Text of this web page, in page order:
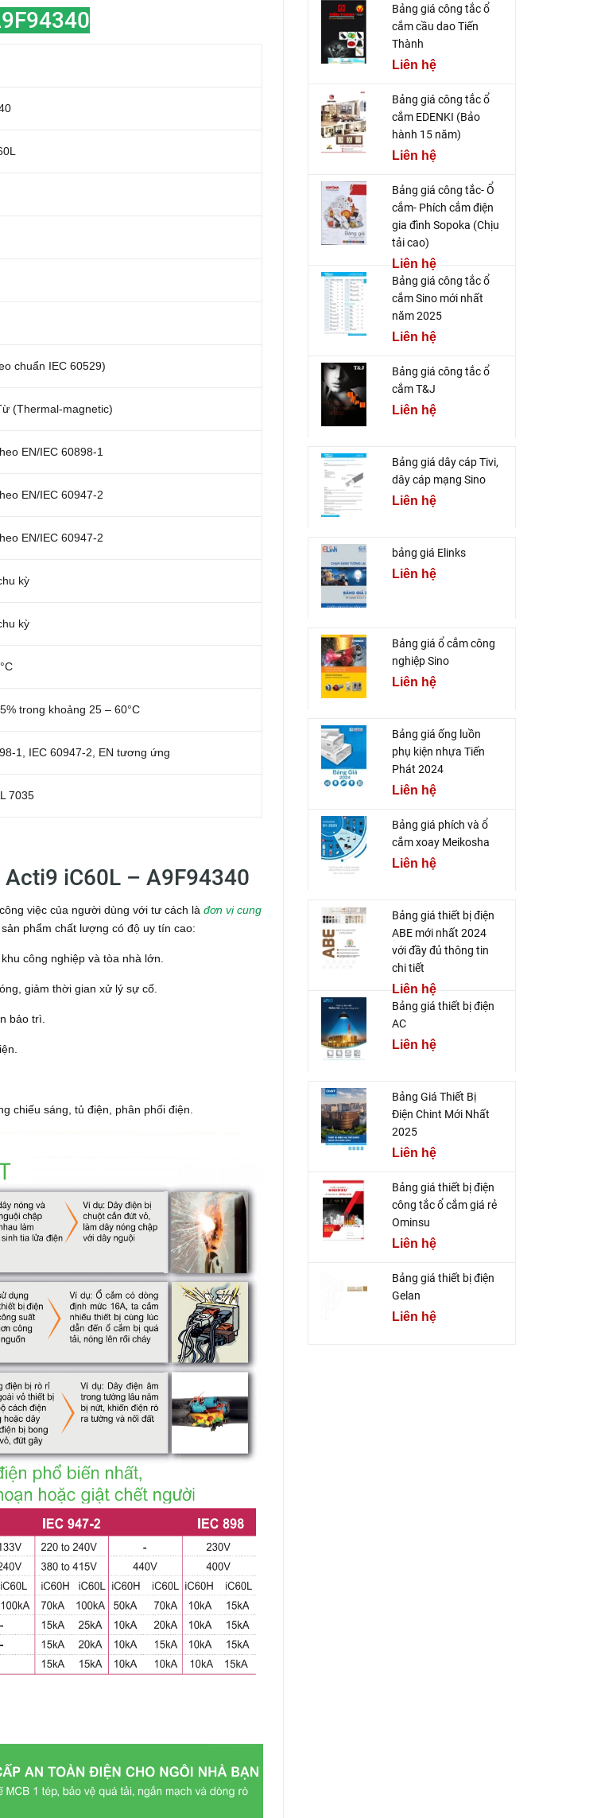
chuẩn IEC 60529)
(Thermal-magnetic)
EN/IEC 60898-1
EN/IEC 60947-2
EN/IEC 60947-2
kỳ
kỳ
trong khoảng 25 – 60°C
1, IEC 60947-2, EN tương ứng
7035
iC60L – A9F94340
việc của người dùng với tư cách là đơn vị cung
phẩm chất lượng có độ uy tín cao:
công nghiệp và tòa nhà lớn.
giảm thời gian xử lý sự cố.
bảo trì.
chiếu sáng, tủ điện, phân phối điện.
Bảng giá công tắc ổ
cắm cầu dao Tiến
Thành
Liên hệ
Bảng giá công tắc ổ
cắm EDENKI (Bảo
hành 15 năm)
Liên hệ
Bảng giá công tắc- Ổ
cắm- Phích cắm điện
gia đình Sopoka (Chịu
tải cao)
Liên hệ
Bảng giá công tắc ổ
cắm Sino mới nhất
năm 2025
Liên hệ
Bảng giá công tắc ổ
cắm T&J
Liên hệ
Bảng giá dây cáp Tivi,
dây cáp mạng Sino
Liên hệ
bảng giá Elinks
Liên hệ
Bảng giá ổ cắm công
nghiệp Sino
Liên hệ
Bảng giá ống luồn
phụ kiện nhựa Tiến
Phát 2024
Liên hệ
Bảng giá phích và ổ
cắm xoay Meikosha
Liên hệ
Bảng giá thiết bị điện
ABE mới nhất 2024
với đầy đủ thông tin
chi tiết
Liên hệ
Bảng giá thiết bị điện
AC
Liên hệ
Bảng Giá Thiết Bị
Điện Chint Mới Nhất
2025
Liên hệ
Bảng giá thiết bị điện
công tắc ổ cắm giá rẻ
Ominsu
Liên hệ
Bảng giá thiết bị điện
Gelan
Liên hệ